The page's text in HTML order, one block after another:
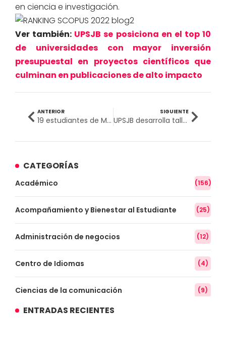
en ciencia e investigación.
Ver también: UPSJB se posiciona en el top 10
de universidades con mayor inversión
presupuestal en proyectos científicos que
culminan en publicaciones de alto impacto
ANTERIOR
19 estudiantes de Medicina Humana de la UPSJB fueron seleccionados para realizar su Internado Médico en EsSalud
SIGUIENTE
UPSJB desarrolla taller para elaboración de Curriculum Vitae dirigido a estudiantes y egresados
CATEGORÍAS
Académico (156)
Acompañamiento y Bienestar al Estudiante (25)
Administración de negocios (12)
Centro de Idiomas (4)
Ciencias de la comunicación (9)
ENTRADAS RECIENTES